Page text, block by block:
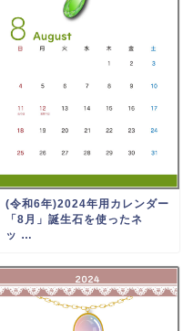
(令和6年)2024年用カレンダー
「8月」誕生石を使ったネ
ッ …